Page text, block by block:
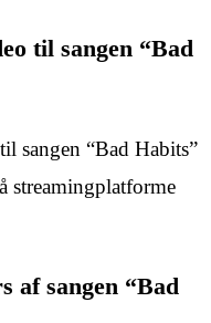
til sangen “Bad
sangen “Bad Habits”
streamingplatforme
af sangen “Bad